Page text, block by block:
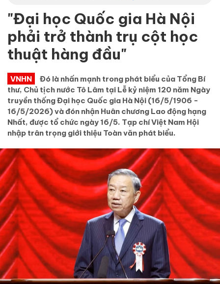
"Đại học Quốc gia Hà Nội
phải trở thành trụ cột học
thuật hàng đầu"
VNHN
Đó là nhấn mạnh trong phát biểu của Tổng Bí
thư, Chủ tịch nước Tô Lâm tại Lễ kỷ niệm 120 năm Ngày
truyền thống Đại học Quốc gia Hà Nội (16/5/1906 -
16/5/2026) và đón nhận Huân chương Lao động hạng
Nhất, được tổ chức ngày 16/5. Tạp chí Việt Nam Hội
nhập trân trọng giới thiệu Toàn văn phát biểu.